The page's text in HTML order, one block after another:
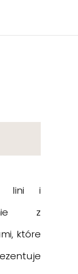
lini i
z
które